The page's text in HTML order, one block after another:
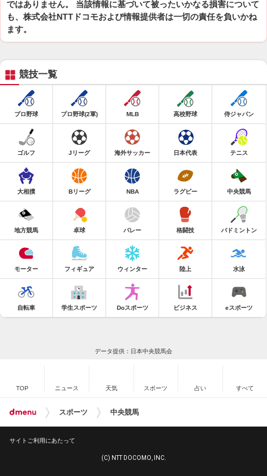
ではありません。 当該情報に基づいて被ったいかなる損害について
も、株式会社NTTドコモおよび情報提供者は一切の責任を負いかね
ます。
競技一覧
プロ野球 プロ野球(2軍) MLB 高校野球 侍ジャパン
ゴルフ Jリーグ 海外サッカー 日本代表 テニス
大相撲 Bリーグ NBA ラグビー 中央競馬
地方競馬 卓球 バレー 格闘技 バドミントン
モーター フィギュア ウィンター 陸上 水泳
自転車 学生スポーツ Doスポーツ ビジネス eスポーツ
データ提供：日本中央競馬会
TOP ニュース 天気 スポーツ 占い すべて
スポーツ 中央競馬
サイトご利用にあたって
(C) NTT DOCOMO, INC.